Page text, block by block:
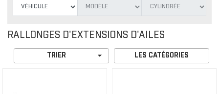
RALLONGES D'EXTENSIONS D'AILES
TRIER  LES CATÉGORIES